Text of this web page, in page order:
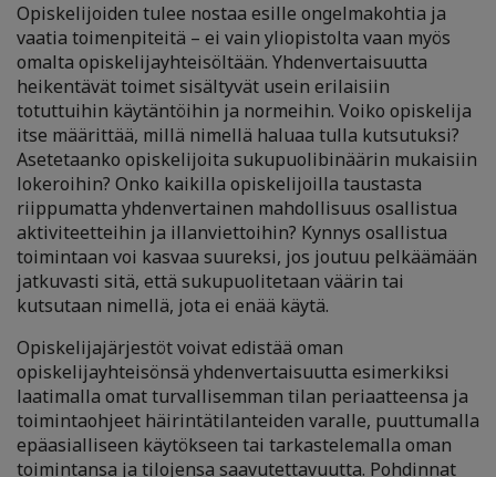
Opiskelijoiden tulee nostaa esille ongelmakohtia ja
vaatia toimenpiteitä – ei vain yliopistolta vaan myös
omalta opiskelijayhteisöltään. Yhdenvertaisuutta
heikentävät toimet sisältyvät usein erilaisiin
totuttuihin käytäntöihin ja normeihin. Voiko opiskelija
itse määrittää, millä nimellä haluaa tulla kutsutuksi?
Asetetaanko opiskelijoita sukupuolibinäärin mukaisiin
lokeroihin? Onko kaikilla opiskelijoilla taustasta
riippumatta yhdenvertainen mahdollisuus osallistua
aktiviteetteihin ja illanviettoihin? Kynnys osallistua
toimintaan voi kasvaa suureksi, jos joutuu pelkäämään
jatkuvasti sitä, että sukupuolitetaan väärin tai
kutsutaan nimellä, jota ei enää käytä.
Opiskelijajärjestöt voivat edistää oman
opiskelijayhteisönsä yhdenvertaisuutta esimerkiksi
laatimalla omat turvallisemman tilan periaatteensa ja
toimintaohjeet häirintätilanteiden varalle, puuttumalla
epäasialliseen käytökseen tai tarkastelemalla oman
toimintansa ja tilojensa saavutettavuutta. Pohdinnat